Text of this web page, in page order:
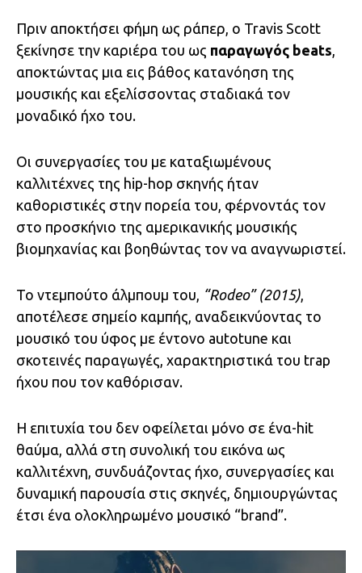
Πριν αποκτήσει φήμη ως ράπερ, ο Travis Scott
ξεκίνησε την καριέρα του ως παραγωγός beats,
αποκτώντας μια εις βάθος κατανόηση της
μουσικής και εξελίσσοντας σταδιακά τον
μοναδικό ήχο του.
Οι συνεργασίες του με καταξιωμένους
καλλιτέχνες της hip-hop σκηνής ήταν
καθοριστικές στην πορεία του, φέρνοντάς τον
στο προσκήνιο της αμερικανικής μουσικής
βιομηχανίας και βοηθώντας τον να αναγνωριστεί.
Το ντεμπούτο άλμπουμ του, “Rodeo” (2015),
αποτέλεσε σημείο καμπής, αναδεικνύοντας το
μουσικό του ύφος με έντονο autotune και
σκοτεινές παραγωγές, χαρακτηριστικά του trap
ήχου που τον καθόρισαν.
Η επιτυχία του δεν οφείλεται μόνο σε ένα-hit
θαύμα, αλλά στη συνολική του εικόνα ως
καλλιτέχνη, συνδυάζοντας ήχο, συνεργασίες και
δυναμική παρουσία στις σκηνές, δημιουργώντας
έτσι ένα ολοκληρωμένο μουσικό “brand”.